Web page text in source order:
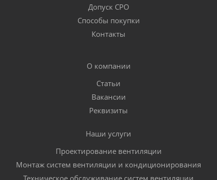
Допуск СРО
Способы покупки
Контакты
О компании
Статьи
Вакансии
Реквизиты
Наши услуги
Проектирование вентиляции
Монтаж систем вентиляции и кондиционирования
Техническое обслуживание систем вентиляции